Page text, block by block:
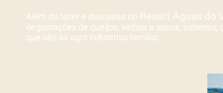
Além do lazer e descanso no Resort Águas do
degustações de queijos, vinhos e sucos,
que são as agro industrias familiar.